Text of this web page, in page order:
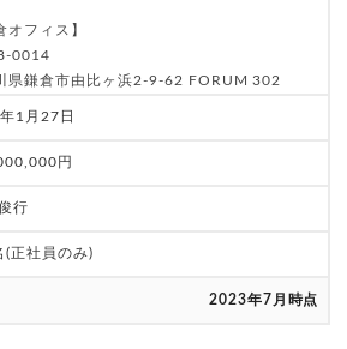
オフィス】
0014
県鎌倉市由比ヶ浜2-9-62 FORUM 302
1月27日
円
行
(正社員のみ)
2023年7月時点